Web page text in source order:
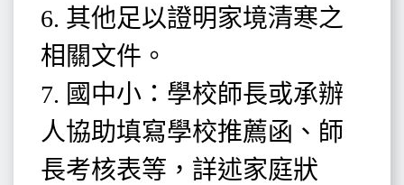
6. 其他足以證明家境清寒之
相關文件。
7. 國中小：學校師長或承辦
人協助填寫學校推薦函、師
長考核表等，詳述家庭狀